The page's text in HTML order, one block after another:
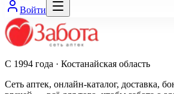
Войти
С 1994 года · Костанайская область
Сеть аптек, онлайн-каталог, доставка,